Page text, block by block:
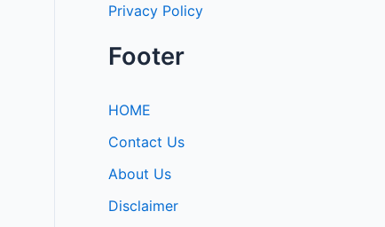
Privacy Policy
Footer
HOME
Contact Us
About Us
Disclaimer